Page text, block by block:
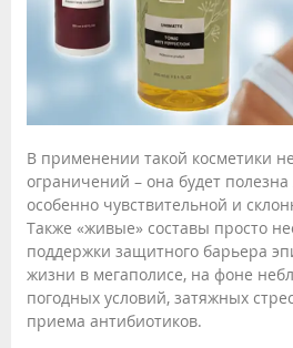
В применении такой косметики
ограничений – она будет
особенно чувствительной и
Также «живые» составы просто
поддержки защитного барьера
жизни в мегаполисе, на фоне
погодных условий, затяжных
приема антибиотиков.